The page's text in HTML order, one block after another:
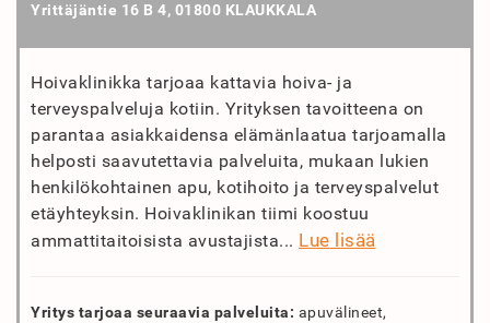
Yrittäjäntie 16 B 4, 01800 KLAUKKALA
Hoivaklinikka tarjoaa kattavia hoiva- ja
terveyspalveluja kotiin. Yrityksen tavoitteena on
parantaa asiakkaidensa elämänlaatua tarjoamalla
helposti saavutettavia palveluita, mukaan lukien
henkilökohtainen apu, kotihoito ja terveyspalvelut
etäyhteyksin. Hoivaklinikan tiimi koostuu
ammattitaitoisista avustajista... Lue lisää
Yritys tarjoaa seuraavia palveluita: apuvälineet,